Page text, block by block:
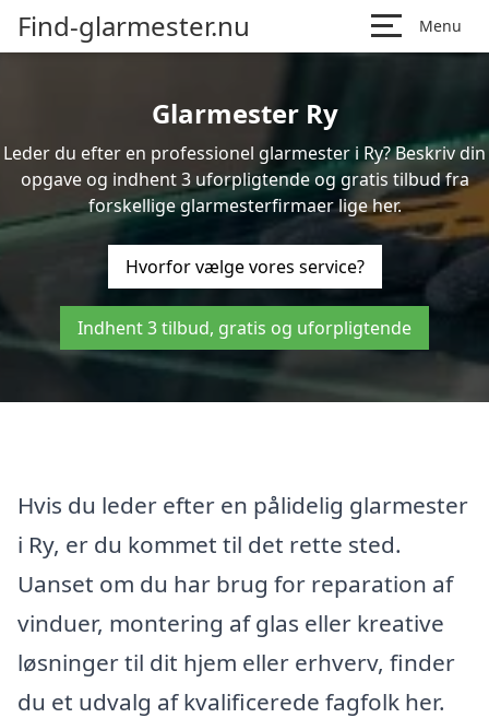
Find-glarmester.nu Menu
Glarmester Ry
Leder du efter en professionel glarmester i Ry? Beskriv din
opgave og indhent 3 uforpligtende og gratis tilbud fra
forskellige glarmesterfirmaer lige her.
Hvorfor vælge vores service?
Indhent 3 tilbud, gratis og uforpligtende
Hvis du leder efter en pålidelig glarmester
i Ry, er du kommet til det rette sted.
Uanset om du har brug for reparation af
vinduer, montering af glas eller kreative
løsninger til dit hjem eller erhverv, finder
du et udvalg af kvalificerede fagfolk her.